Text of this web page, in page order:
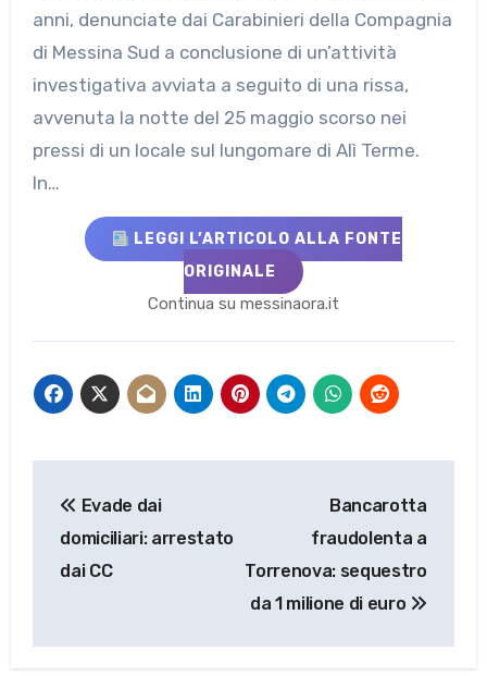
anni, denunciate dai Carabinieri della Compagnia
di Messina Sud a conclusione di un’attività
investigativa avviata a seguito di una rissa,
avvenuta la notte del 25 maggio scorso nei
pressi di un locale sul lungomare di Alì Terme.
In…
LEGGI L’ARTICOLO ALLA FONTE
ORIGINALE
Continua su messinaora.it
articoli
Evade dai
domiciliari: arrestato
dai CC
Bancarotta
fraudolenta a
Torrenova: sequestro
da 1 milione di euro